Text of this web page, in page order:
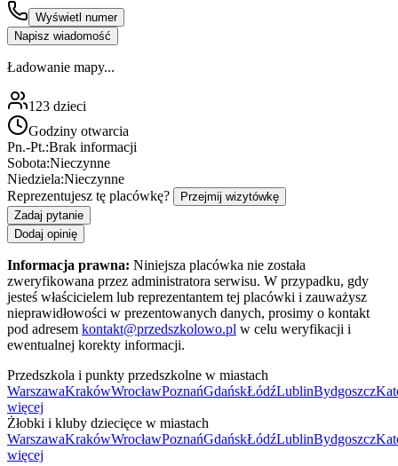
Wyświetl numer
Napisz wiadomość
Ładowanie mapy...
123 dzieci
Godziny otwarcia
Pn.-Pt.:Brak informacji
Sobota:Nieczynne
Niedziela:Nieczynne
Reprezentujesz tę placówkę?
Przejmij wizytówkę
Zadaj pytanie
Dodaj opinię
Informacja prawna: Niniejsza placówka nie została
zweryfikowana przez administratora serwisu. W przypadku, gdy
jesteś właścicielem lub reprezentantem tej placówki i zauważysz
nieprawidłowości w prezentowanych danych, prosimy o kontakt
pod adresem kontakt@przedszkolowo.pl w celu weryfikacji i
ewentualnej korekty informacji.
Przedszkola i punkty przedszkolne w miastach
WarszawaKrakówWrocławPoznańGdańskŁódźLublinBydgoszcz
więcej
Żłobki i kluby dziecięce w miastach
WarszawaKrakówWrocławPoznańGdańskŁódźLublinBydgoszcz
więcej